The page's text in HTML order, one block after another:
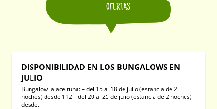
OFERTAS
DISPONIBILIDAD EN LOS BUNGALOWS EN
JULIO
Bungalow la aceituna: – del 15 al 18 de julio (estancia de 2
noches) desde 112 – del 20 al 25 de julio (estancia de 2 noches)
desde.